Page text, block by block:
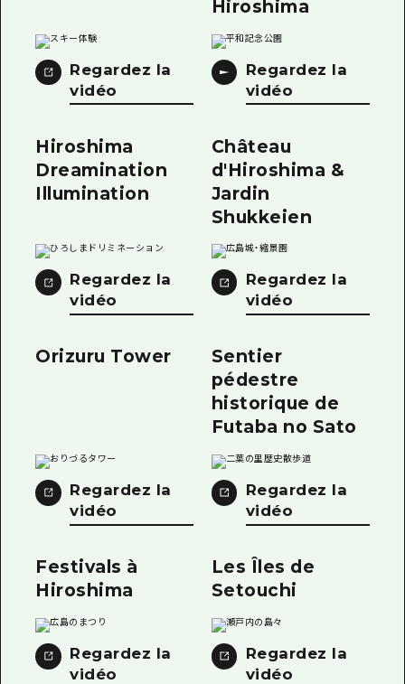
Vidéo d'Hiroshima
FAQ
Téléchargement de Photos
Informations sur le transport en
Brochure touristique
Regardez la
vidéo
Hiroshima
Regardez la
vidéo
Hiroshima
Dreamination
Illumination
Regardez la
vidéo
Château
d'Hiroshima &
Jardin
Shukkeien
Regardez la
vidéo
Orizuru Tower
Regardez la
vidéo
Sentier
pédestre
historique de
Futaba no Sato
Regardez la
vidéo
Festivals à
Hiroshima
Regardez la
vidéo
Les Îles de
Setouchi
Regardez la
vidéo